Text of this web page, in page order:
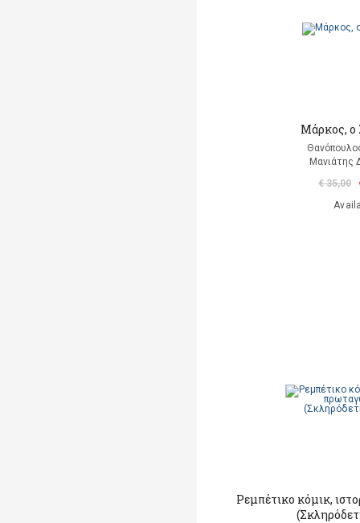
Μάρκος, ο
Μανιάτης
€ 35,00
Ρεμπέτικο κόμικ,